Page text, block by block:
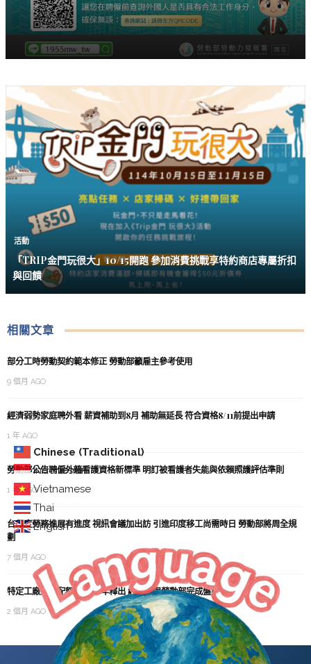
Chinese (Traditional)
Indonesian
Vietnamese
Thai
English
活動
「TRIP金門玩很大」10/15開跑 參加消費挑戰享特約商店專屬折扣
與回饋
相關文章
部分工時勞動契約範本修正 勞動部籲雇主參考使用
9 個月 AGO
經濟弱勢家庭聘外看 薪資補助到8月 補助無延長 符合資格8/11前提出申請
1 年 AGO
勞動部公告聘僱外籍看護資格新標準 明訂被看護者失能與依賴照護評估準則
1 年 AGO
台印度勞務推展有進度 視訊會議加出訪 引進印度移工尚需時日 勞動部將周全規
劃
7 個月 AGO
特定工廠剩餘配額 擬下半年釋出 經濟部與勞動部完成盤點 加速作業
2 個月 AGO